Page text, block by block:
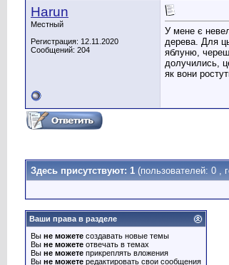
Harun
Местный
Регистрация: 12.11.2020
Сообщений: 204
У мене є
дерева. Для
яблуню,
долучились,
як вони
Здесь присутствуют: 1 (пользователей: 0 ,
Ваши права в разделе
Вы не можете создавать новые темы
Вы не можете отвечать в темах
Вы не можете прикреплять вложения
Вы не можете редактировать свои сообщения